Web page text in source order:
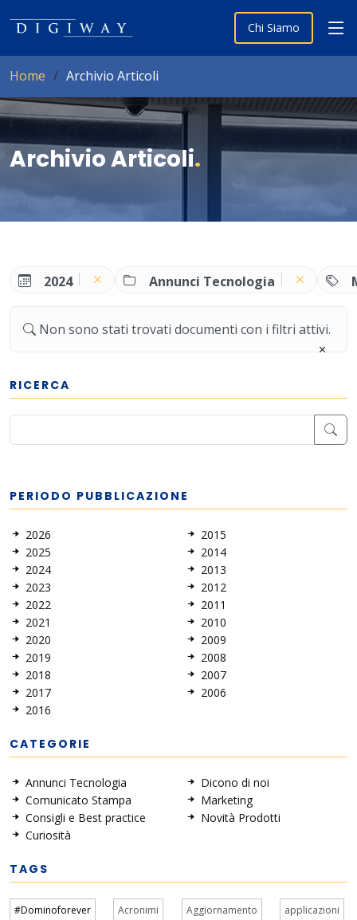
Chi Siamo
Home Archivio Articoli
Archivio Articoli.
2024 Annunci Tecnologia
Non sono stati trovati documenti con i filtri attivi.
RICERCA
PERIODO PUBBLICAZIONE
2026
2025
2024
2023
2022
2021
2020
2019
2018
2017
2016
2015
2014
2013
2012
2011
2010
2009
2008
2007
2006
CATEGORIE
Annunci Tecnologia
Comunicato Stampa
Consigli e Best practice
Curiosità
Dicono di noi
Marketing
Novità Prodotti
TAGS
#Dominoforever Acronimi Aggiornamento applicazioni